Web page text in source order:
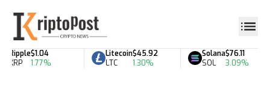
Ripple
XRP
$1.04
1.77%
Litecoin
LTC
$45.92
1.30%
Solana
SOL
$76.11
3.09%